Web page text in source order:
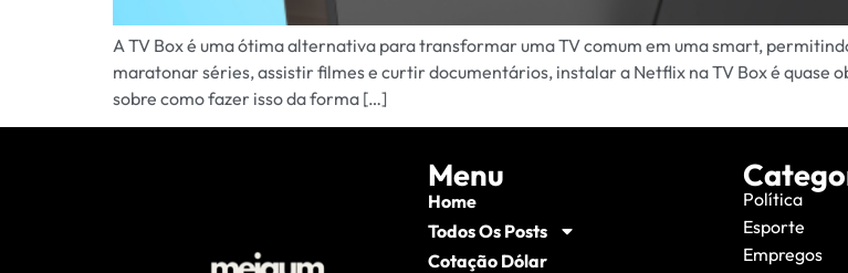
A TV Box é uma ótima alternativa para transformar uma TV comum em uma smart,
maratonar séries, assistir filmes e curtir documentários, instalar a Netflix na TV Box é quase
sobre como fazer isso da forma […]
Menu
Home
Todos Os Posts
Cotação Dólar
Política
Esporte
Empregos